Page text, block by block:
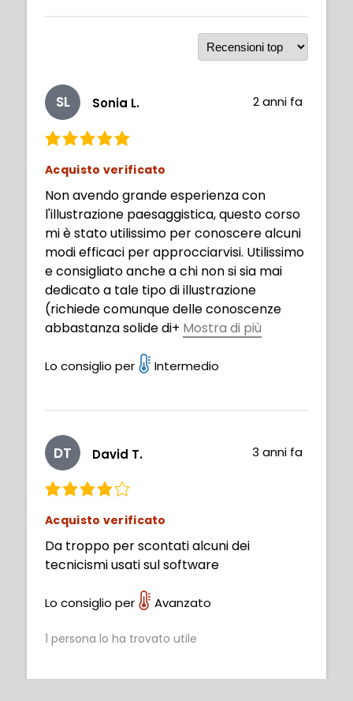
SL Sonia L. 2 anni fa
Acquisto verificato
Non avendo grande esperienza con
l'illustrazione paesaggistica, questo corso
mi è stato utilissimo per conoscere alcuni
modi efficaci per approcciarvisi. Utilissimo
e consigliato anche a chi non si sia mai
dedicato a tale tipo di illustrazione
(richiede comunque delle conoscenze
abbastanza solide di+ Mostra di più
Lo consiglio per Intermedio
DT David T. 3 anni fa
Acquisto verificato
Da troppo per scontati alcuni dei
tecnicismi usati sul software
Lo consiglio per Avanzato
1 persona lo ha trovato utile